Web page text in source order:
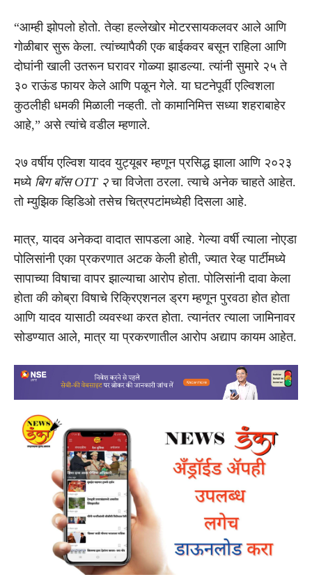
“आम्ही झोपलो होतो. तेव्हा हल्लेखोर मोटरसायकलवर आले आणि
गोळीबार सुरू केला. त्यांच्यापैकी एक बाईकवर बसून राहिला आणि
दोघांनी खाली उतरून घरावर गोळ्या झाडल्या. त्यांनी सुमारे २५ ते
३० राऊंड फायर केले आणि पळून गेले. या घटनेपूर्वी एल्विशला
कुठलीही धमकी मिळाली नव्हती. तो कामानिमित्त सध्या शहराबाहेर
आहे,” असे त्यांचे वडील म्हणाले.
२७ वर्षीय एल्विश यादव युट्यूबर म्हणून प्रसिद्ध झाला आणि २०२३
मध्ये बिग बॉस OTT २चा विजेता ठरला. त्याचे अनेक चाहते आहेत.
तो म्युझिक व्हिडिओ तसेच चित्रपटांमध्येही दिसला आहे.
मात्र, यादव अनेकदा वादात सापडला आहे. गेल्या वर्षी त्याला नोएडा
पोलिसांनी एका प्रकरणात अटक केली होती, ज्यात रेव्ह पार्टीमध्ये
सापाच्या विषाचा वापर झाल्याचा आरोप होता. पोलिसांनी दावा केला
होता की कोब्रा विषाचे रिक्रिएशनल ड्रग म्हणून पुरवठा होत होता
आणि यादव यासाठी व्यवस्था करत होता. त्यानंतर त्याला जामिनावर
सोडण्यात आले, मात्र या प्रकरणातील आरोप अद्याप कायम आहेत.